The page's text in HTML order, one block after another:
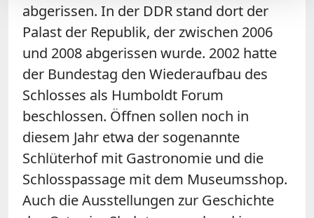
abgerissen. In der DDR stand dort der
Palast der Republik, der zwischen 2006
und 2008 abgerissen wurde. 2002 hatte
der Bundestag den Wiederaufbau des
Schlosses als Humboldt Forum
beschlossen. Öffnen sollen noch in
diesem Jahr etwa der sogenannte
Schlüterhof mit Gastronomie und die
Schlosspassage mit dem Museumsshop.
Auch die Ausstellungen zur Geschichte